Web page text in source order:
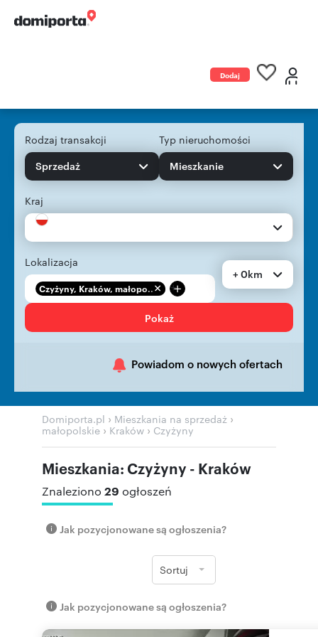
Dodaj
Rodzaj transakcji
Sprzedaż
Typ nieruchomości
Mieszkanie
Kraj
Lokalizacja
Czyżyny, Kraków, małopo... +
+ 0km
Pokaż
Powiadom o nowych ofertach
Domiporta.pl › Mieszkania na sprzedaż ›
małopolskie › Kraków › Czyżyny
Mieszkania: Czyżyny - Kraków
Znaleziono 29 ogłoszeń
Jak pozycjonowane są ogłoszenia?
Sortuj
Jak pozycjonowane są ogłoszenia?